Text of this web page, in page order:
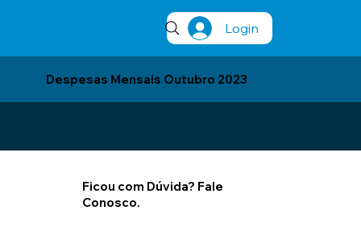
Login
Despesas Mensais Outubro 2023
Ficou com Dúvida? Fale
Conosco.